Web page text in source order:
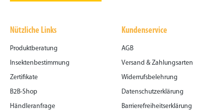
Nützliche Links
Produktberatung
Insektenbestimmung
Zertifikate
B2B-Shop
Händleranfrage
Kundenservice
AGB
Versand & Zahlungsarten
Widerrufsbelehrung
Datenschutzerklärung
Barrierefreiheitserklärung